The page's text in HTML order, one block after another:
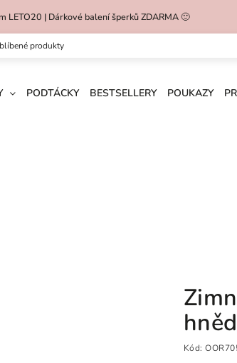
LETO20 | Dárkové balení šperků ZDARMA 🙂
oblíbené produkty
PODTÁCKY BESTSELLERY POUKAZY
Kód: